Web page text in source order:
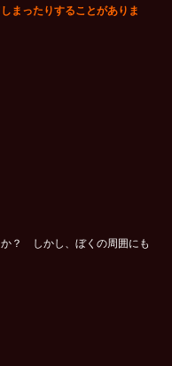
まったりすることがありま
？ しかし、ぼくの周囲にも